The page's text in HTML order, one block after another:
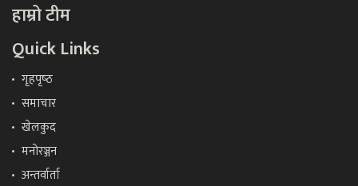
हाम्रो टीम
Quick Links
गृहपृष्‍ठ
समाचार
खेलकुद
मनोरञ्जन
अन्तर्वार्ता